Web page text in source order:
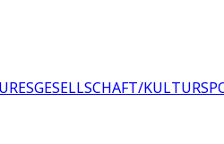
GESELLSCHAFT/KULTUR